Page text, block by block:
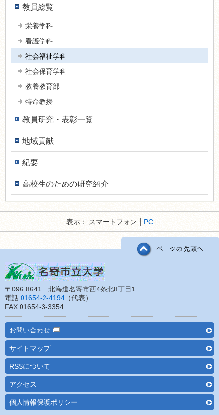
教員総覧
栄養学科
看護学科
社会福祉学科
社会保育学科
教養教育部
特命教授
教員研究・表彰一覧
地域貢献
紀要
高校生のための研究紹介
表示： スマートフォン PC
〒096-8641 北海道名寄市西4条北8丁目1
電話 01654-2-4194 （代表）
FAX 01654-3-3354
お問い合わせ
サイトマップ
RSSについて
アクセス
個人情報保護ポリシー